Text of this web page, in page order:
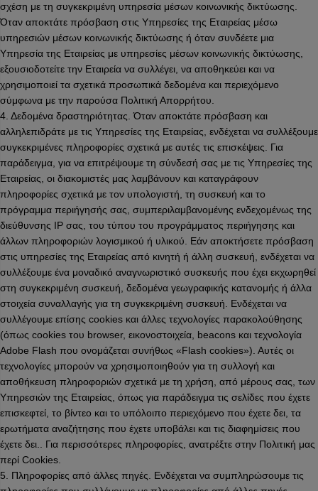
σχέση με τη συγκεκριμένη υπηρεσία μέσων κοινωνικής δικτύωσης.
Όταν αποκτάτε πρόσβαση στις Υπηρεσίες της Εταιρείας μέσω
υπηρεσιών μέσων κοινωνικής δικτύωσης ή όταν συνδέετε μια
Υπηρεσία της Εταιρείας με υπηρεσίες μέσων κοινωνικής δικτύωσης,
εξουσιοδοτείτε την Εταιρεία να συλλέγει, να αποθηκεύει και να
χρησιμοποιεί τα σχετικά προσωπικά δεδομένα και περιεχόμενο
σύμφωνα με την παρούσα Πολιτική Απορρήτου.
4. Δεδομένα δραστηριότητας. Όταν αποκτάτε πρόσβαση και
αλληλεπιδράτε με τις Υπηρεσίες της Εταιρείας, ενδέχεται να συλλέξουμε
συγκεκριμένες πληροφορίες σχετικά με αυτές τις επισκέψεις. Για
παράδειγμα, για να επιτρέψουμε τη σύνδεσή σας με τις Υπηρεσίες της
Εταιρείας, οι διακομιστές μας λαμβάνουν και καταγράφουν
πληροφορίες σχετικά με τον υπολογιστή, τη συσκευή και το
πρόγραμμα περιήγησής σας, συμπεριλαμβανομένης ενδεχομένως της
διεύθυνσης IP σας, του τύπου του προγράμματος περιήγησης και
άλλων πληροφοριών λογισμικού ή υλικού. Εάν αποκτήσετε πρόσβαση
στις υπηρεσίες της Εταιρείας από κινητή ή άλλη συσκευή, ενδέχεται να
συλλέξουμε ένα μοναδικό αναγνωριστικό συσκευής που έχει εκχωρηθεί
στη συγκεκριμένη συσκευή, δεδομένα γεωγραφικής κατανομής ή άλλα
στοιχεία συναλλαγής για τη συγκεκριμένη συσκευή. Ενδέχεται να
συλλέγουμε επίσης cookies και άλλες τεχνολογίες παρακολούθησης
(όπως cookies του browser, εικονοστοιχεία, beacons και τεχνολογία
Adobe Flash που ονομάζεται συνήθως «Flash cookies»). Αυτές οι
τεχνολογίες μπορούν να χρησιμοποιηθούν για τη συλλογή και
αποθήκευση πληροφοριών σχετικά με τη χρήση, από μέρους σας, των
Υπηρεσιών της Εταιρείας, όπως για παράδειγμα τις σελίδες που έχετε
επισκεφτεί, το βίντεο και το υπόλοιπο περιεχόμενο που έχετε δει, τα
ερωτήματα αναζήτησης που έχετε υποβάλει και τις διαφημίσεις που
έχετε δει.. Για περισσότερες πληροφορίες, ανατρέξτε στην Πολιτική μας
περί Cookies.
5. Πληροφορίες από άλλες πηγές. Ενδέχεται να συμπληρώσουμε τις